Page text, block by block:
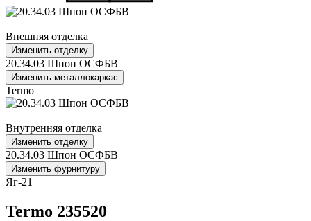
Внешняя отделка
Изменить отделку
20.34.03 Шпон ОСФБВ
Изменить металлокаркас
Termo
Внутренняя отделка
Изменить отделку
20.34.03 Шпон ОСФБВ
Изменить фурнитуру
Яг-21
Termo 235520